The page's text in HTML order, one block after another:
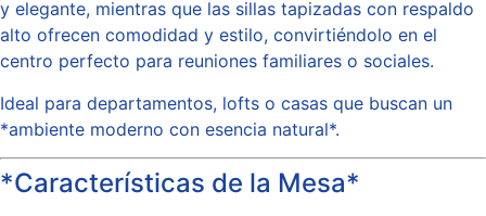
y elegante, mientras que las sillas tapizadas con respaldo
alto ofrecen comodidad y estilo, convirtiéndolo en el
centro perfecto para reuniones familiares o sociales.
Ideal para departamentos, lofts o casas que buscan un
*ambiente moderno con esencia natural*.
*Características de la Mesa*